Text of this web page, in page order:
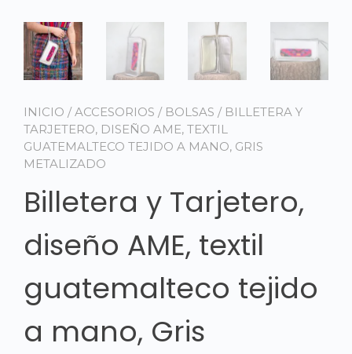
INICIO /ACCESORIOS / BOLSAS / BILLETERA Y
TARJETERO, DISEÑO AME, TEXTIL
GUATEMALTECO TEJIDO A MANO, GRIS
METALIZADO
Billetera y Tarjetero,
diseño AME, textil
guatemalteco tejido
a mano, Gris